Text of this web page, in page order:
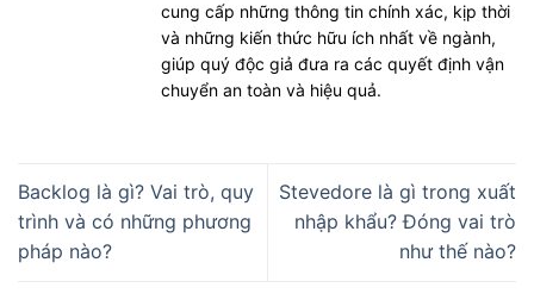
cung cấp những thông tin chính xác, kịp thời
và những kiến thức hữu ích nhất về ngành,
giúp quý độc giả đưa ra các quyết định vận
chuyển an toàn và hiệu quả.
Backlog là gì? Vai trò, quy
trình và có những phương
pháp nào?
Stevedore là gì trong xuất
nhập khẩu? Đóng vai trò
như thế nào?